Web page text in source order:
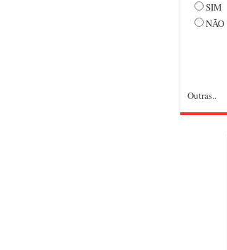
SIM
NÃO
Outras..